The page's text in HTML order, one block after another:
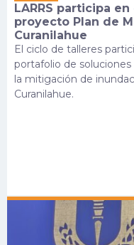
LARRS participa
proyecto Plan de
Curanilahue
El ciclo de talleres
portafolio de soluciones
la mitigación de
Curanilahue.